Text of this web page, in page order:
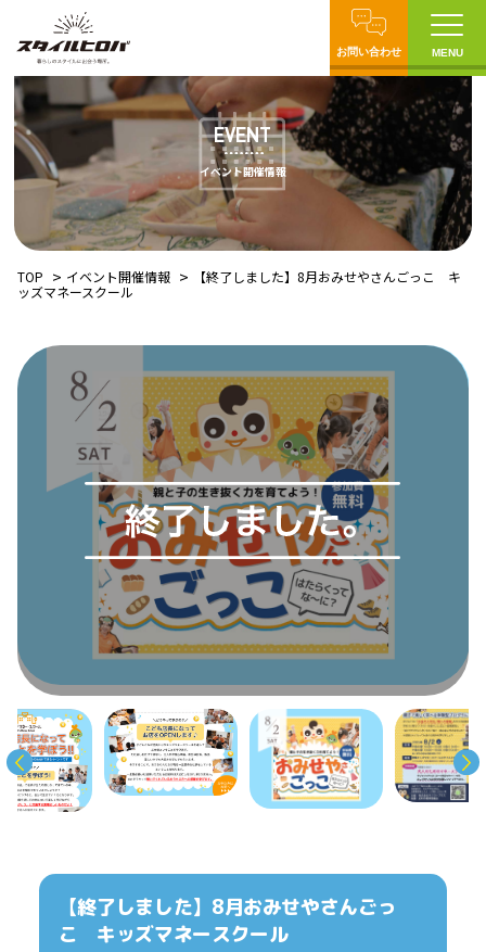
お問い合わせ MENU
EVENT
イベント開催情報
TOP イベント開催情報
【終了しました】8月おみせやさんごっこ キ
ッズマネースクール
【終了しました】8月おみせやさんごっ
こ キッズマネースクール